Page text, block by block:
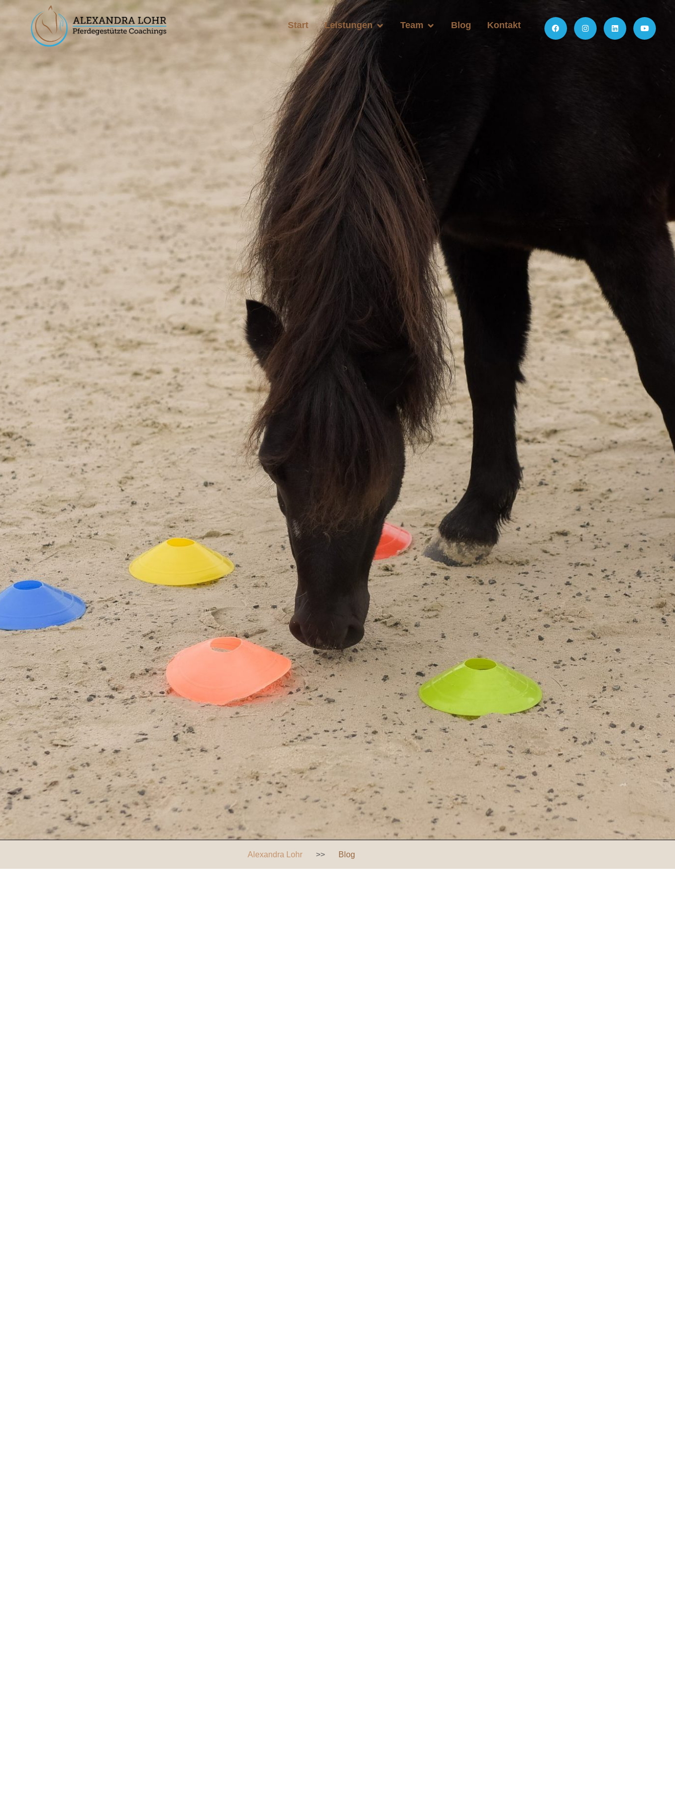
Start Leistungen Team Blog Kontakt
Alexandra Lohr >> Blog